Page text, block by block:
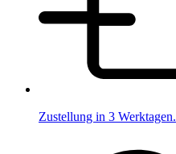
Zustellung in 3 Werktagen.